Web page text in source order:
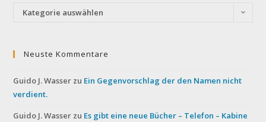
Kategorien
Kategorie auswählen
Neuste Kommentare
Guido J. Wasser zu Ein Gegenvorschlag der den Namen nicht
verdient.
Guido J. Wasser zu Es gibt eine neue Bücher – Telefon – Kabine